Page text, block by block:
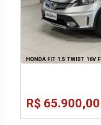
HONDA FIT 1.5 TWIST 16V
R$ 65.900,00